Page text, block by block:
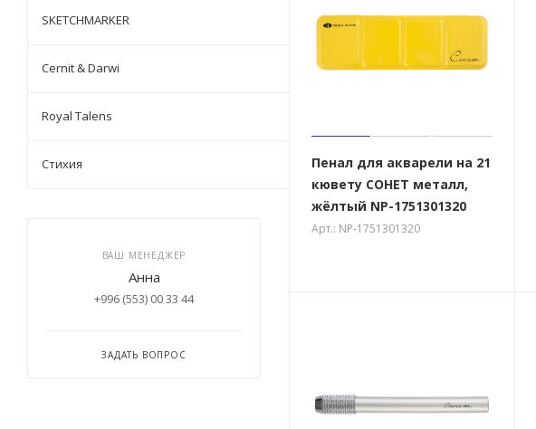
Пенал для акварели на 21
кювету СОНЕТ металл,
жёлтый NP-1751301320
Арт.: NP-1751301320
SKETCHMARKER
Cernit & Darwi
Royal Talens
Стихия
ВАШ МЕНЕДЖЕР
Анна
+996 (553) 00 33 44
ЗАДАТЬ ВОПРОС